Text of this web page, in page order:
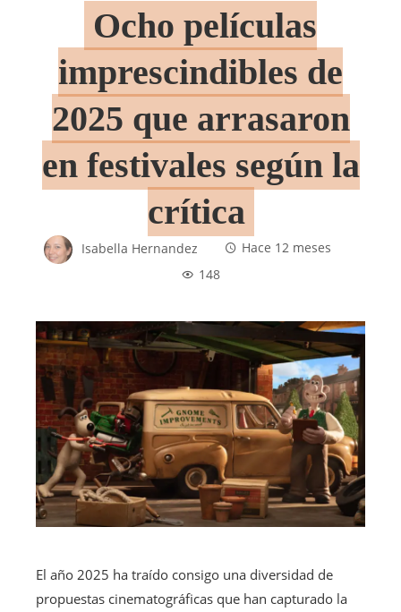
Ocho películas
imprescindibles de
2025 que arrasaron
en festivales según la
crítica
Isabella Hernandez
Hace 12 meses
148
El año 2025 ha traído consigo una diversidad de
propuestas cinematográficas que han capturado la